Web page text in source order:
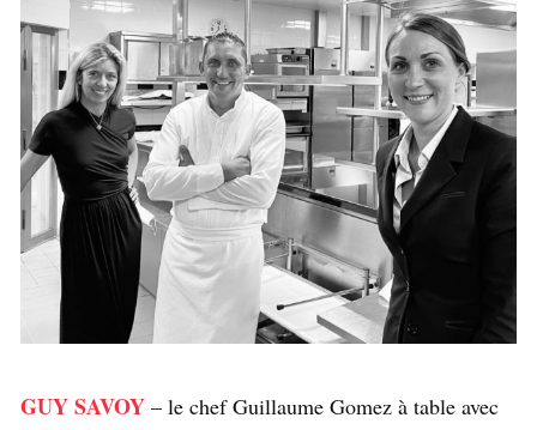
GUY SAVOY – le chef Guillaume Gomez à table avec